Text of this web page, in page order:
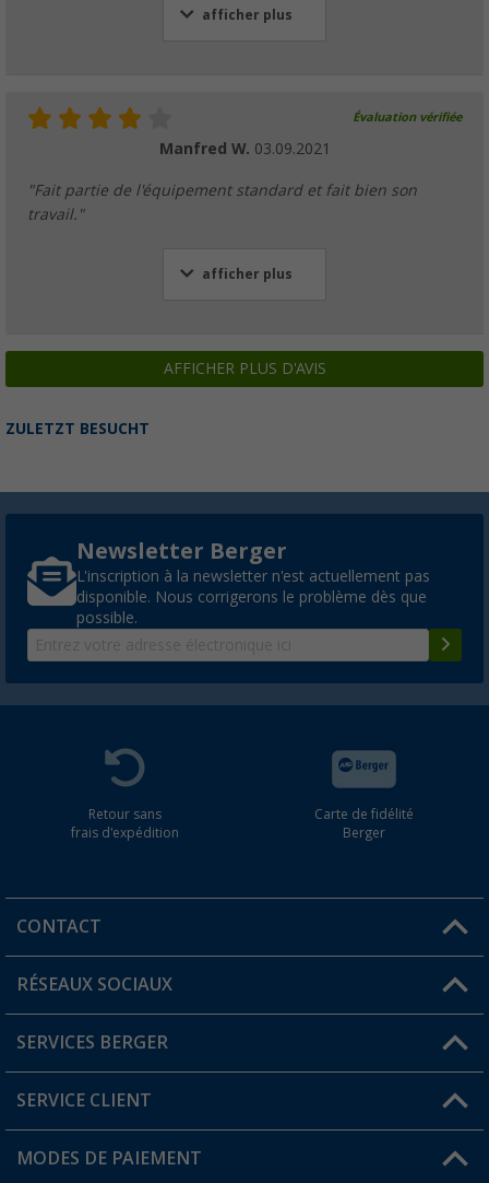
afficher plus
Évaluation vérifiée
Manfred W. 03.09.2021
"Fait partie de l'équipement standard et fait bien son
travail."
afficher plus
AFFICHER PLUS D'AVIS
ZULETZT BESUCHT
Newsletter Berger
L'inscription à la newsletter n'est actuellement pas
disponible. Nous corrigerons le problème dès que
possible.
Retour sans
frais d'expédition
Carte de fidélité
Berger
CONTACT
Une question ?
Trouver une magasin
RÉSEAUX SOCIAUX
SERVICES BERGER
Devenir revendeur
Mon compte
SERVICE CLIENT
FAQ et contact
MODES DE PAIEMENT